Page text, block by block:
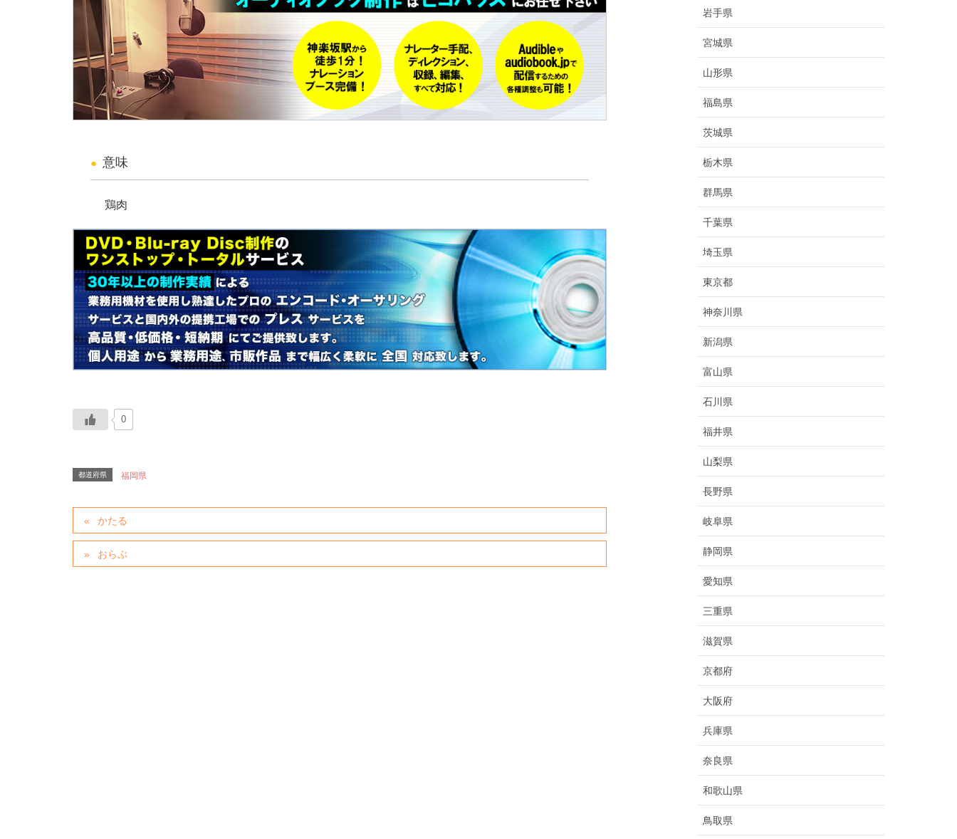
意味
鶏肉
0
都道府県 福岡県
かたる
おらぶ
岩手県
宮城県
山形県
福島県
茨城県
栃木県
群馬県
千葉県
埼玉県
東京都
神奈川県
新潟県
富山県
石川県
福井県
山梨県
長野県
岐阜県
静岡県
愛知県
三重県
滋賀県
京都府
大阪府
兵庫県
奈良県
和歌山県
鳥取県